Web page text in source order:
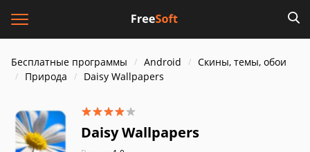
Бесплатные программы Android
Скины, темы, обои
Природа
Daisy Wallpapers
Daisy Wallpapers